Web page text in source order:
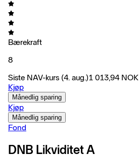
Bærekraft
8
Siste NAV-kurs (4. aug.)1 013,94 NOK
Kjøp
Månedlig sparing
Kjøp
Månedlig sparing
Fond
DNB Likviditet A